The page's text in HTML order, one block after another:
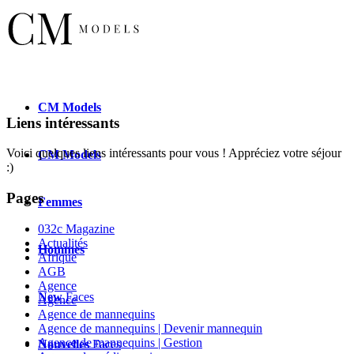
CM Models
CMModels
Femmes
Hommes
NewFaces
NouvellesFaces
Liens intéressants
Voici quelques liens intéressants pour vous ! Appréciez votre séjour
:)
Pages
032c Magazine
Actualités
Afrique
AGB
Agence
Agence
Agence de mannequins
Agence de mannequins | Devenir mannequin
Agence de mannequins | Gestion